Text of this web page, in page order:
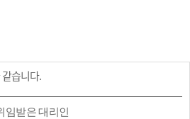
습니다.
임받은 대리인